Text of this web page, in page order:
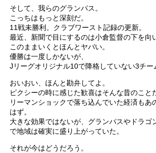
そして、我らのグランパス。
こっちはもっと深刻だ。
11戦未勝利。クラブワースト記録の更新。
最近、新聞で目にするのは小倉監督の下を向
このままいくとほんとヤバい。
優勝は一度しかないが、
Jリーグオリジナル10で降格していない3チー
おいおい、ほんと勘弁してよ。
ピクシーの時に感じた歓喜はそんな昔のこと
リーマンショックで落ち込んでいた経済もあ
はず。
大きな効果ではないが、グランパスやドラゴ
で地域は確実に盛り上がっていた。
それが今はどうだろう。